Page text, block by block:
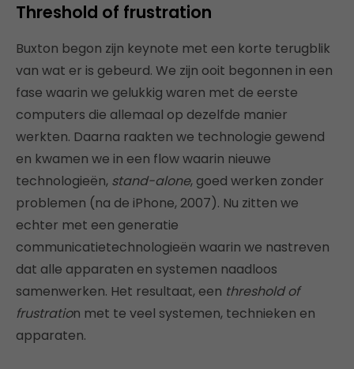
Threshold of frustration
Buxton begon zijn keynote met een korte terugblik
van wat er is gebeurd. We zijn ooit begonnen in een
fase waarin we gelukkig waren met de eerste
computers die allemaal op dezelfde manier
werkten. Daarna raakten we technologie gewend
en kwamen we in een flow waarin nieuwe
technologieën, stand-alone, goed werken zonder
problemen (na de iPhone, 2007). Nu zitten we
echter met een generatie
communicatietechnologieën waarin we nastreven
dat alle apparaten en systemen naadloos
samenwerken. Het resultaat, een threshold of
frustration met te veel systemen, technieken en
apparaten.